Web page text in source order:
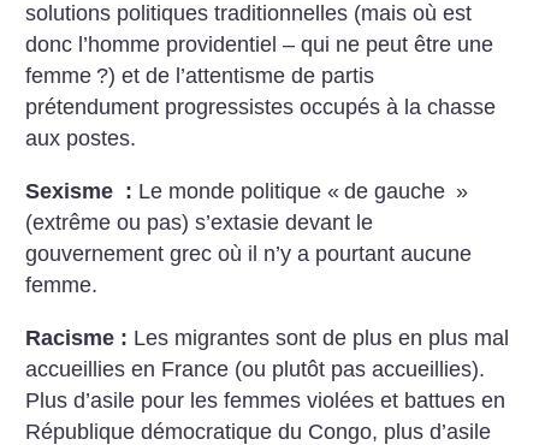
solutions politiques traditionnelles (mais où est
donc l’homme providentiel – qui ne peut être une
femme ?) et de l’attentisme de partis
prétendument progressistes occupés à la chasse
aux postes.
Sexisme : Le monde politique « de gauche »
(extrême ou pas) s’extasie devant le
gouvernement grec où il n’y a pourtant aucune
femme.
Racisme : Les migrantes sont de plus en plus mal
accueillies en France (ou plutôt pas accueillies).
Plus d’asile pour les femmes violées et battues en
République démocratique du Congo, plus d’asile